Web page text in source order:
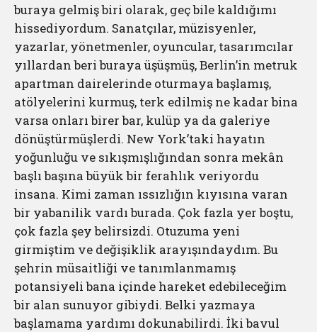
buraya gelmiş biri olarak, geç bile kaldığımı
hissediyordum. Sanatçılar, müzisyenler,
yazarlar, yönetmenler, oyuncular, tasarımcılar
yıllardan beri buraya üşüşmüş, Berlin’in metruk
apartman dairelerinde oturmaya başlamış,
atölyelerini kurmuş, terk edilmiş ne kadar bina
varsa onları birer bar, kulüp ya da galeriye
dönüştürmüşlerdi. New York’taki hayatın
yoğunluğu ve sıkışmışlığından sonra mekân
başlı başına büyük bir ferahlık veriyordu
insana. Kimi zaman ıssızlığın kıyısına varan
bir yabanilik vardı burada. Çok fazla yer boştu,
çok fazla şey belirsizdi. Otuzuma yeni
girmiştim ve değişiklik arayışındaydım. Bu
şehrin müsaitliği ve tanımlanmamış
potansiyeli bana içinde hareket edebileceğim
bir alan sunuyor gibiydi. Belki yazmaya
başlamama yardımı dokunabilirdi. İki bavul